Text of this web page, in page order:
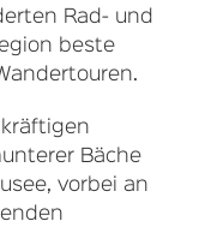
Rad- und
beste
Bäche
vorbei an